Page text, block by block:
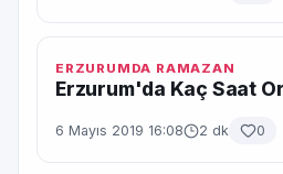
ERZURUMDA RAMAZAN
Erzurum'da Kaç Saat
6 Mayıs 2019 16:08 2 dk 0